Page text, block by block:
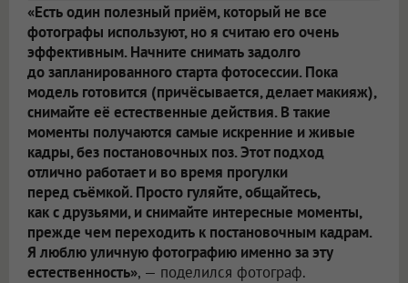
«Есть один полезный приём, который не все
фотографы используют, но я считаю его очень
эффективным. Начните снимать задолго
до запланированного старта фотосессии. Пока
модель готовится (причёсывается, делает макияж),
снимайте её естественные действия. В такие
моменты получаются самые искренние и живые
кадры, без постановочных поз. Этот подход
отлично работает и во время прогулки
перед съёмкой. Просто гуляйте, общайтесь,
как с друзьями, и снимайте интересные моменты,
прежде чем переходить к постановочным кадрам.
Я люблю уличную фотографию именно за эту
естественность», — поделился фотограф.